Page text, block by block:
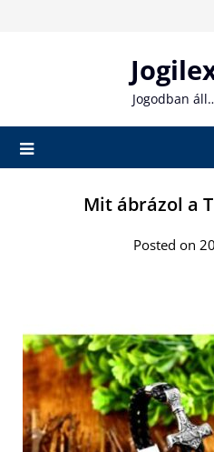
Jogodban
Mit ábrázol a
Posted on